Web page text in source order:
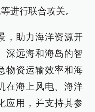
进行联合攻关。
，助力海洋资源开
深远海和海岛的智
物资运输效率和海
在海上风电、海洋
应用，并支持其参